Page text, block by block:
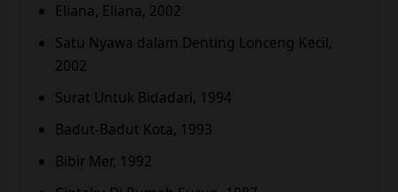
Eliana, Eliana, 2002
Satu Nyawa dalam Denting Lonceng Kecil,
2002
Surat Untuk Bidadari, 1994
Badut-Badut Kota, 1993
Bibir Mer, 1992